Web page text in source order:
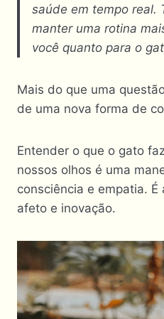
saúde em tempo real.
manter uma rotina
você quanto para o
Mais do que uma
de uma nova forma de
Entender o que o gato
nossos olhos é uma
consciência e empatia.
afeto e inovação.